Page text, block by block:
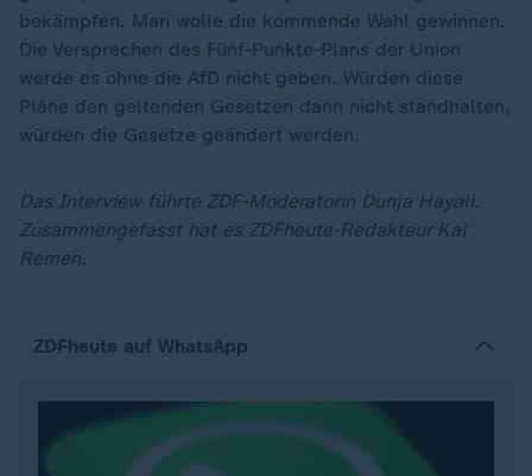
bekämpfen. Man wolle die kommende Wahl gewinnen.
Die Versprechen des Fünf-Punkte-Plans der Union
werde es ohne die AfD nicht geben. Würden diese
Pläne den geltenden Gesetzen dann nicht standhalten,
würden die Gesetze geändert werden.
Das Interview führte ZDF-Moderatorin Dunja Hayali.
Zusammengefasst hat es ZDFheute-Redakteur Kai
Remen.
ZDFheute auf WhatsApp